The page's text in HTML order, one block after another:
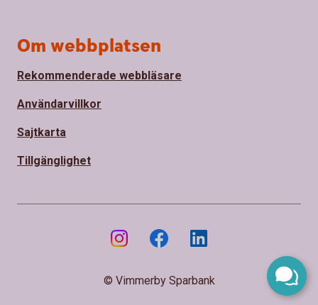
Om webbplatsen
Rekommenderade webbläsare
Användarvillkor
Sajtkarta
Tillgänglighet
© Vimmerby Sparbank